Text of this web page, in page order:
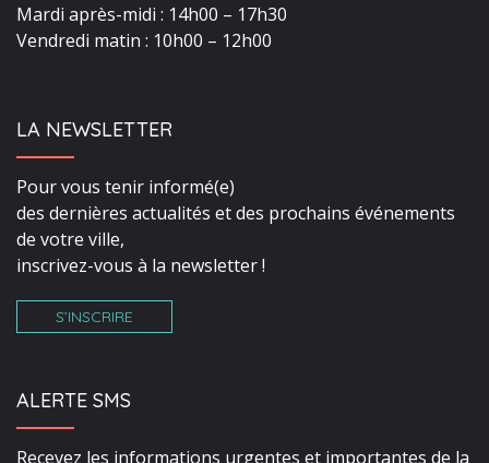
Mardi après-midi : 14h00 – 17h30
Vendredi matin : 10h00 – 12h00
LA NEWSLETTER
Pour vous tenir informé(e)
des dernières actualités et des prochains événements
de votre ville,
inscrivez-vous à la newsletter !
S’INSCRIRE
ALERTE SMS
Recevez les informations urgentes et importantes de la